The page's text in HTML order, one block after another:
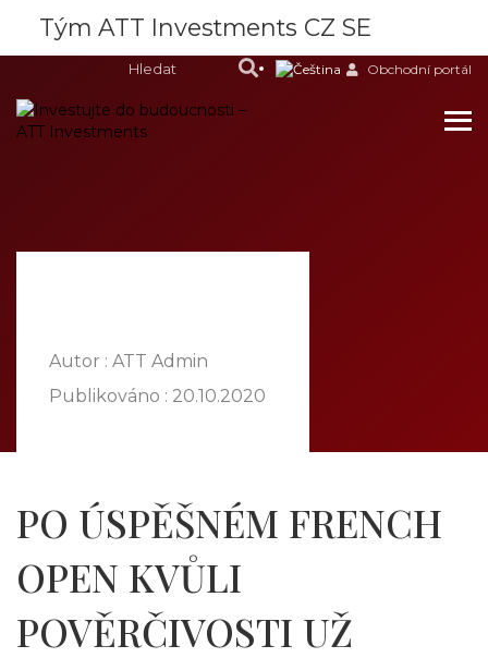
Tým ATT Investments CZ SE
Obchodní portál
NABÍDKA
KONTAKT
Autor : ATT Admin
Publikováno : 20.10.2020
PO ÚSPĚŠNÉM FRENCH
OPEN KVŮLI
POVĚRČIVOSTI UŽ